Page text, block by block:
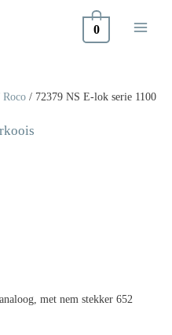
0
Roco / 72379 NS E-lok serie 1100
met nem stekker 652